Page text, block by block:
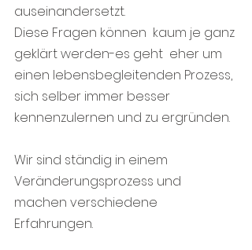
auseinandersetzt.
Diese Fragen können  kaum je ganz
geklärt werden-es geht  eher um
einen lebensbegleitenden Prozess,
sich selber immer besser
kennenzulernen und zu ergründen.
Wir sind ständig in einem
Veränderungsprozess und
machen verschiedene
Erfahrungen.